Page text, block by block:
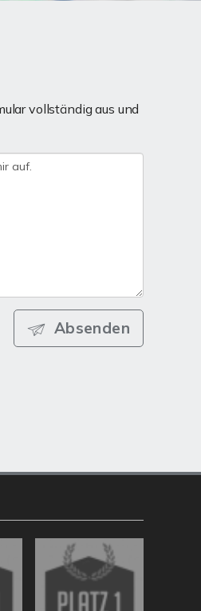
vollständig aus und
Absenden